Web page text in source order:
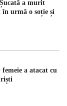
a murit
urmă o soție și
a atacat cu